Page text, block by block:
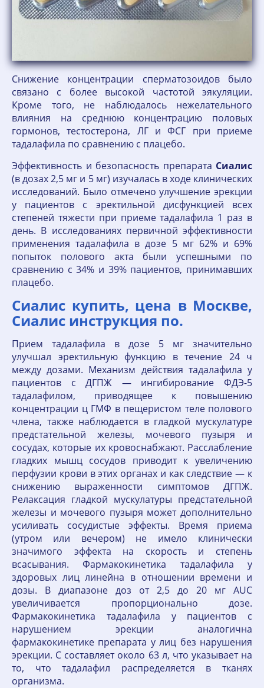
Снижение концентрации сперматозоидов было
связано с более высокой частотой эякуляции.
Кроме того, не наблюдалось нежелательного
влияния на среднюю концентрацию половых
гормонов, тестостерона, ЛГ и ФCГ при приеме
тадалафила по сравнению с плацебо.
Эффективность и безопасность препарата Сиалис
(в дозах 2,5 мг и 5 мг) изучалась в ходе клинических
исследований. Было отмечено улучшение эрекции
у пациентов с эректильной дисфункцией всех
степеней тяжести при приеме тадалафила 1 раз в
день. В исследованиях первичной эффективности
применения тадалафила в дозе 5 мг 62% и 69%
попыток полового акта были успешными по
сравнению с 34% и 39% пациентов, принимавших
плацебо.
Сиалис купить, цена в Москве,
Сиалис инструкция по.
Прием тадалафила в дозе 5 мг значительно
улучшал эректильную функцию в течение 24 ч
между дозами. Механизм действия тадалафила у
пациентов с ДГПЖ — ингибирование ФДЭ-5
тадалафилом, приводящее к повышению
концентрации ц ГМФ в пещеристом теле полового
члена, также наблюдается в гладкой мускулатуре
предстательной железы, мочевого пузыря и
сосудах, которые их кровоснабжают. Расслабление
гладких мышц сосудов приводит к увеличению
перфузии крови в этих органах и как следствие — к
снижению выраженности симптомов ДГПЖ.
Релаксация гладкой мускулатуры предстательной
железы и мочевого пузыря может дополнительно
усиливать сосудистые эффекты. Время приема
(утром или вечером) не имело клинически
значимого эффекта на скорость и степень
всасывания. Фармакокинетика тадалафила у
здоровых лиц линейна в отношении времени и
дозы. В диапазоне доз от 2,5 до 20 мг AUC
увеличивается пропорционально дозе.
Фармакокинетика тадалафила у пациентов с
нарушением эрекции аналогична
фармакокинетике препарата у лиц без нарушения
эрекции. C составляет около 63 л, что указывает на
то, что тадалафил распределяется в тканях
организма.